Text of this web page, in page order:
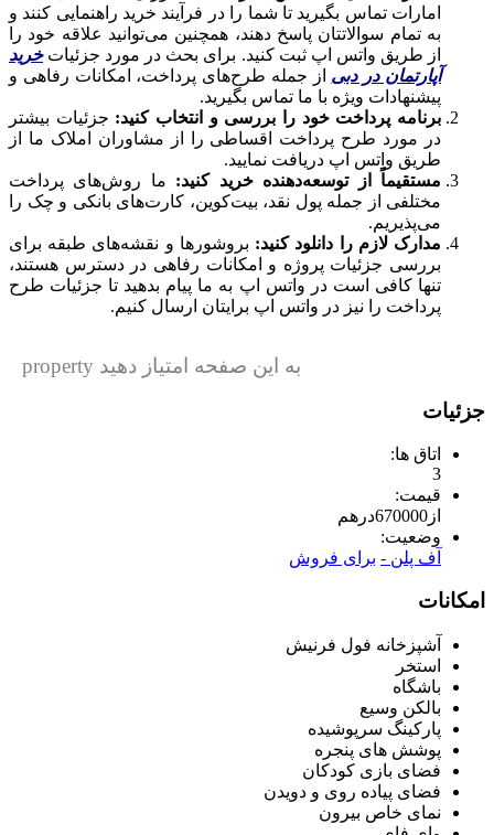
امارات تماس بگیرید تا شما را در فرآیند خرید راهنمایی کنند و
به تمام سوالاتتان پاسخ دهند، همچنین می‌توانید علاقه خود را
از طریق واتس اپ ثبت کنید. برای بحث در مورد جزئیاتخرید
آپارتمان در دبی از جمله طرح‌های پرداخت، امکانات رفاهی و
پیشنهادات ویژه با ما تماس بگیرید.
برنامه پرداخت خود را بررسی و انتخاب کنید: جزئیات بیشتر
در مورد طرح پرداخت اقساطی را از مشاوران املاک ما از
طریق واتس اپ دریافت نمایید.
مستقیماً از توسعه‌دهنده خرید کنید: ما روش‌های پرداخت
مختلفی از جمله پول نقد، بیت‌کوین، کارت‌های بانکی و چک را
می‌پذیریم.
مدارک لازم را دانلود کنید: بروشورها و نقشه‌های طبقه برای
بررسی جزئیات پروژه و امکانات رفاهی در دسترس هستند،
تنها کافی است در واتس اپ به ما پیام بدهید تا جزئیات طرح
پرداخت را نیز در واتس اپ برایتان ارسال کنیم.
به این صفحه امتیاز دهید property
جزئیات
اتاق ها:
3
قیمت:
از 670000درهم
وضعیت:
آف پلن - برای فروش
امکانات
آشپزخانه فول فرنیش
استخر
باشگاه
بالکن وسیع
پارکینگ سرپوشیده
پوشش های پنجره
فضای بازی کودکان
فضای پیاده روی و دویدن
نمای خاص بیرون